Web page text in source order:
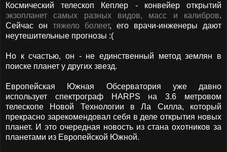
Космический телескоп Кеплер - конвейер открытий
экзопланет самых разных видов, масс и калибров.
Сейчас он тяжело болеет, его врачи-инженеры дают
неутешительные прогнозы :(
Но к счастью, он - не единственный метод землян в
поиске планет у других звезд.
Европейская Южная Обсерватория уже давно
использует спектрограф HARPS на 3.6 метровом
телескопе Новой Технологии в Ла Силла, который
прекрасно зарекомендовал себя в деле открытия новых
планет. И это очередная новость из стана охотников за
планетами из Европейской Южной.